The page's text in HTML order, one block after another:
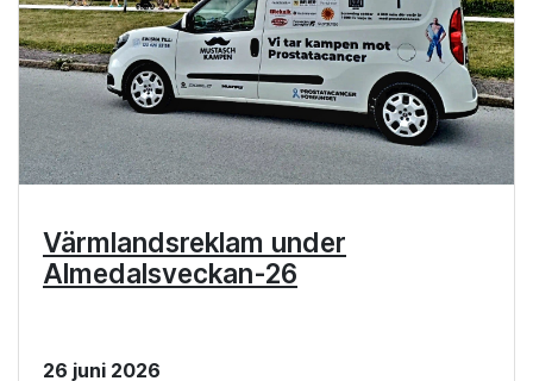
Värmlandsreklam under
Almedalsveckan-26
26 juni 2026